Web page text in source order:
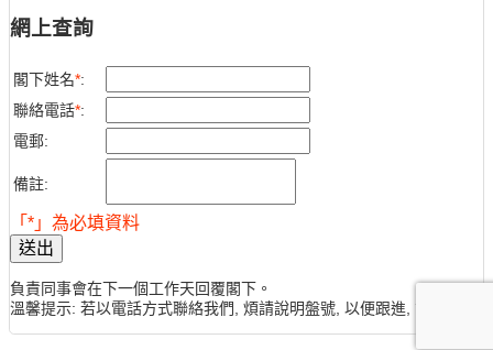
網上查詢
閣下姓名*:
聯絡電話*:
電郵:
備註:
「*」為必填資料
送出
負責同事會在下一個工作天回覆閣下。
溫馨提示: 若以電話方式聯絡我們, 煩請說明盤號, 以便跟進, 謝謝。